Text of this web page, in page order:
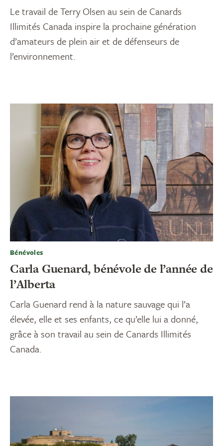
Le travail de Terry Olsen au sein de Canards
Illimités Canada inspire la prochaine génération
d’amateurs de plein air et de défenseurs de
l’environnement.
Bénévoles
Carla Guenard, bénévole de l’année de
l’Alberta
Carla Guenard rend à la nature sauvage qui l’a
élevée, elle et ses enfants, ce qu’elle lui a donné,
grâce à son travail au sein de Canards Illimités
Canada.